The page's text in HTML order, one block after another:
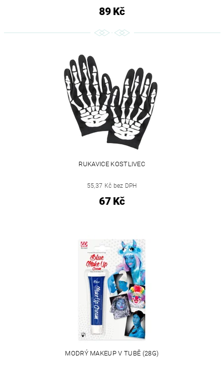
89 Kč
RUKAVICE KOSTLIVEC
55,37 Kč bez DPH
67 Kč
MODRÝ MAKEUP V TUBĚ (28G)